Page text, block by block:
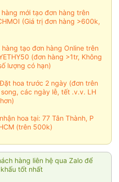
mới tạo đơn hàng trên
(Giá trị đơn hàng >600k,
tạo đơn hàng Online trên
(đơn hàng >1tr, Không
lượng có hạn)
hoa trước 2 ngày (đơn trên
các ngày lễ, tết .v.v. LH
hoa tại: 77 Tân Thành, P
(trên 500k)
hàng liên hệ qua Zalo để
tốt nhất